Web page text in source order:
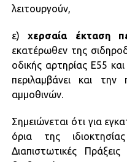
λειτουργούν,
ε)χερσαία έκταση
εκατέρωθεν της
οδικής αρτηρίας Ε55
περιλαμβάνει και
αμμοθινών.
Σημειώνεται ότι για
όρια της
Διαπιστωτικές